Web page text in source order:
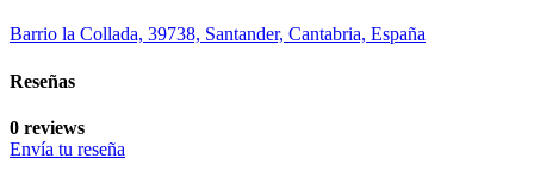
Barrio la Collada, 39738, Santander, Cantabria, España
Reseñas
0 reviews
Envía tu reseña